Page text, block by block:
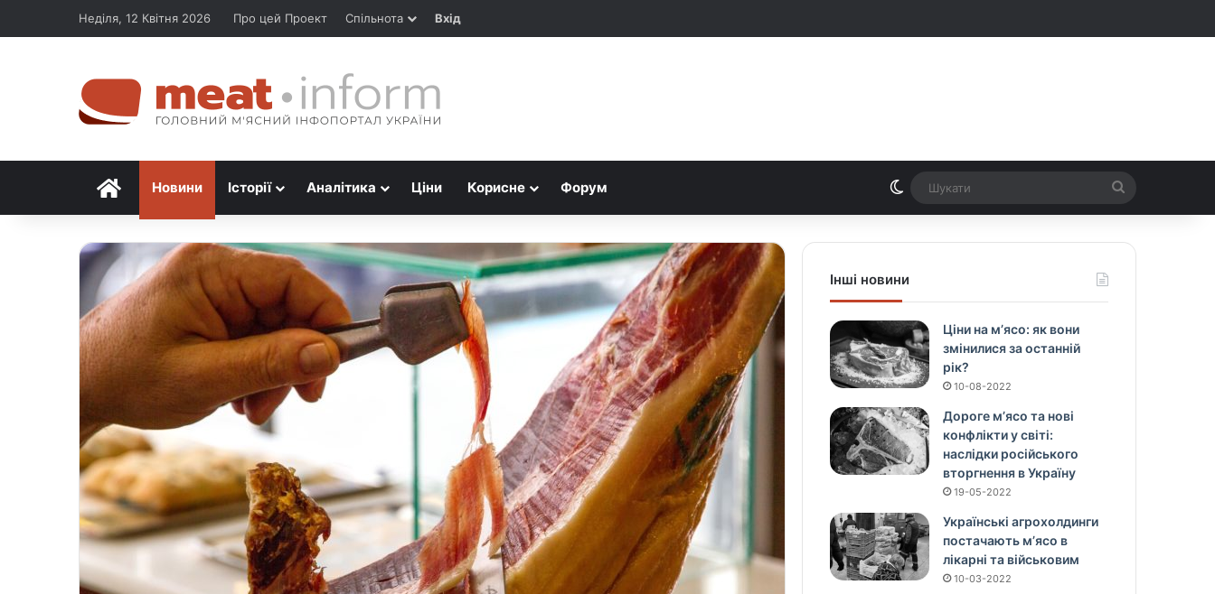
Неділя, 12 Квітня 2026 Про цей Проект Спільнота Вхід
ГоловнаНовини Історії Аналітика Ціни Корисне Форум Switch skin
Інші новини
Ціни на м’ясо: як вони
змінилися за останній
рік?
10-08-2022
Дороге м’ясо та нові
конфлікти у світі:
наслідки російського
вторгнення в Україну
19-05-2022
Українські агрохолдинги
постачають м’ясо в
лікарні та військовим
10-03-2022